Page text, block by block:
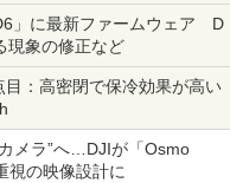
」に最新ファームウェア D
現象の修正など
：高密閉で保冷効果が高い
メラ”へ…DJIが「Osmo
の映像設計に